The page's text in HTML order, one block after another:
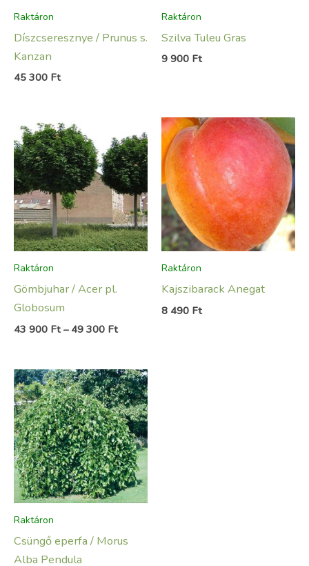
Raktáron
Díszcseresznye / Prunus s.
Kanzan
45 300 Ft
Raktáron
Szilva Tuleu Gras
9 900 Ft
Raktáron
Gömbjuhar / Acer pl.
Globosum
43 900 Ft – 49 300 Ft
Ártartomány:
43
900 Ft
-
49
300 Ft
Raktáron
Kajszibarack Anegat
8 490 Ft
Raktáron
Csüngő eperfa / Morus
Alba Pendula